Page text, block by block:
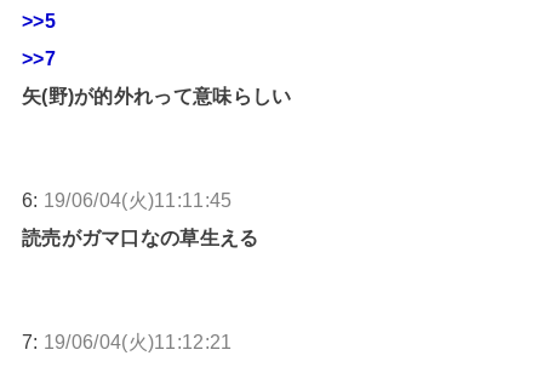
>>5
>>7
矢(野)が的外れって意味らしい
6: 19/06/04(火)11:11:45
読売がガマ口なの草生える
7: 19/06/04(火)11:12:21